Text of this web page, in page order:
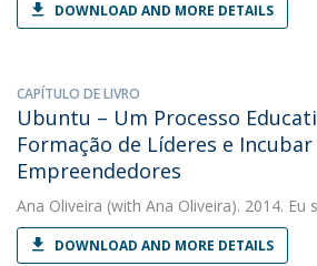
DOWNLOAD AND MORE DETAILS
CAPÍTULO DE LIVRO
Ubuntu – Um Processo
Formação de Líderes e Incubar
Empreendedores
Ana Oliveira (with Ana Oliveira). 2014. Eu
DOWNLOAD AND MORE DETAILS